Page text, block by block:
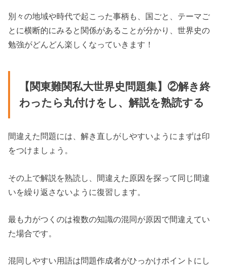
別々の地域や時代で起こった事柄も、国ごと、テーマご
とに横断的にみると関係があることが分かり、世界史の
勉強がどんどん楽しくなっていきます！
【関東難関私大世界史問題集】②解き終
わったら丸付けをし、解説を熟読する
間違えた問題には、解き直しがしやすいようにまずは印
をつけましょう。
その上で解説を熟読し、間違えた原因を探って同じ間違
いを繰り返さないように復習します。
最も力がつくのは複数の知識の混同が原因で間違えてい
た場合です。
混同しやすい用語は問題作成者がひっかけポイントにし